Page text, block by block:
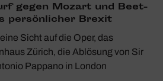
gegen Mozart und Beet­
persön­li­cher Brexit
Sicht auf die Oper, das
Zürich, die Ablösung von Sir
Pappano in London